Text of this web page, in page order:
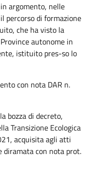
argomento, nelle
percorso di formazione
che ha visto la
autonome in
istituito pres-so lo
con nota DAR n.
bozza di decreto,
Transizione Ecologica
acquisita agli atti
diramata con nota prot.